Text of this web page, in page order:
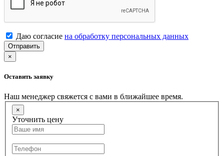
Даю согласие на обработку персональных данных
Отправить
×
Оставить заявку
Наш менеджер свяжется с вами в ближайшее время.
×
Уточнить цену